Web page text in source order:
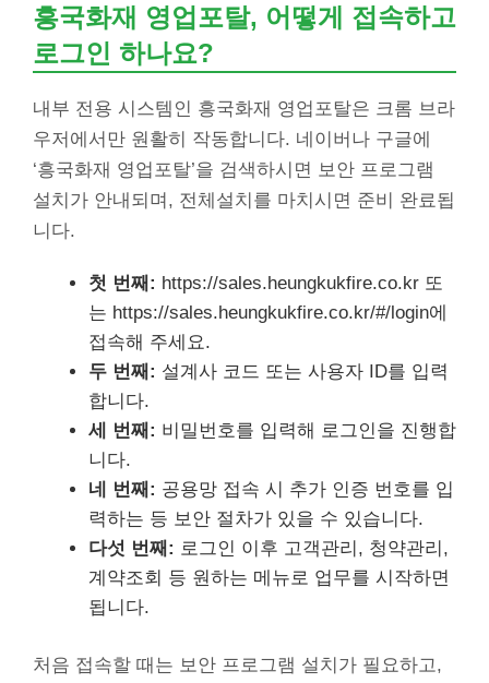
흥국화재 영업포탈, 어떻게 접속하고
로그인 하나요?
내부 전용 시스템인 흥국화재 영업포탈은 크롬 브라
우저에서만 원활히 작동합니다. 네이버나 구글에
‘흥국화재 영업포탈’을 검색하시면 보안 프로그램
설치가 안내되며, 전체설치를 마치시면 준비 완료됩
니다.
첫 번째: https://sales.heungkukfire.co.kr 또
는 https://sales.heungkukfire.co.kr/#/login에
접속해 주세요.
두 번째: 설계사 코드 또는 사용자 ID를 입력
합니다.
세 번째: 비밀번호를 입력해 로그인을 진행합
니다.
네 번째: 공용망 접속 시 추가 인증 번호를 입
력하는 등 보안 절차가 있을 수 있습니다.
다섯 번째: 로그인 이후 고객관리, 청약관리,
계약조회 등 원하는 메뉴로 업무를 시작하면
됩니다.
처음 접속할 때는 보안 프로그램 설치가 필요하고,